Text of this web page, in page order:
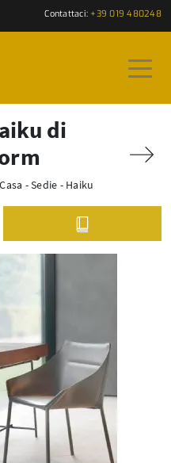
Contattaci: +39 019 480248
di
-Sedie - Haiku